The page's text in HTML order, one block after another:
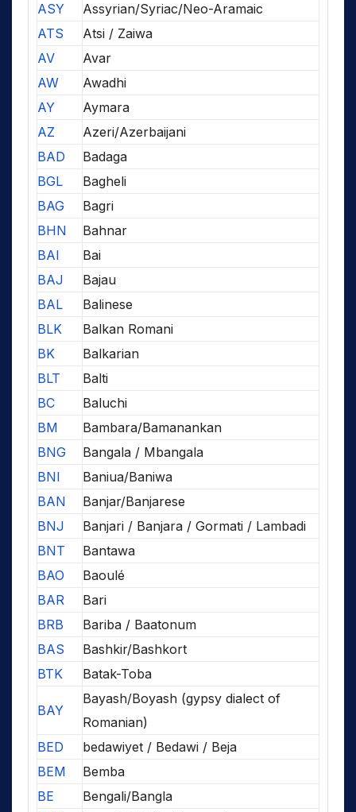
ASY
Assyrian/Syriac/Neo-Aramaic
ATS
Atsi / Zaiwa
AV
Avar
AW
Awadhi
AY
Aymara
AZ
Azeri/Azerbaijani
BAD
Badaga
BGL
Bagheli
BAG
Bagri
BHN
Bahnar
BAI
Bai
BAJ
Bajau
BAL
Balinese
BLK
Balkan Romani
BK
Balkarian
BLT
Balti
BC
Baluchi
BM
Bambara/Bamanankan
BNG
Bangala / Mbangala
BNI
Baniua/Baniwa
BAN
Banjar/Banjarese
BNJ
Banjari / Banjara / Gormati / Lambadi
BNT
Bantawa
BAO
Baoulé
BAR
Bari
BRB
Bariba / Baatonum
BAS
Bashkir/Bashkort
BTK
Batak-Toba
BAY
Bayash/Boyash (gypsy dialect of
Romanian)
BED
bedawiyet / Bedawi / Beja
BEM
Bemba
BE
Bengali/Bangla